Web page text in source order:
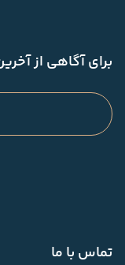
برای آگاهی از
تماس با ما